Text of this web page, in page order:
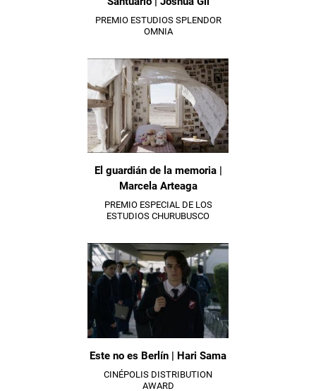
PREMIO ESTUDIOS SPLENDOR
OMNIA
El guardián de la memoria |
Marcela Arteaga
PREMIO ESPECIAL DE LOS
ESTUDIOS CHURUBUSCO
Este no es Berlín | Hari Sama
CINÉPOLIS DISTRIBUTION
AWARD